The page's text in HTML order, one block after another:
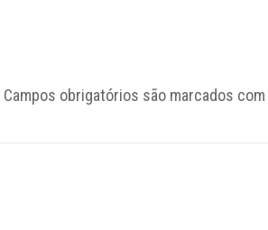
Campos obrigatórios são marcados com